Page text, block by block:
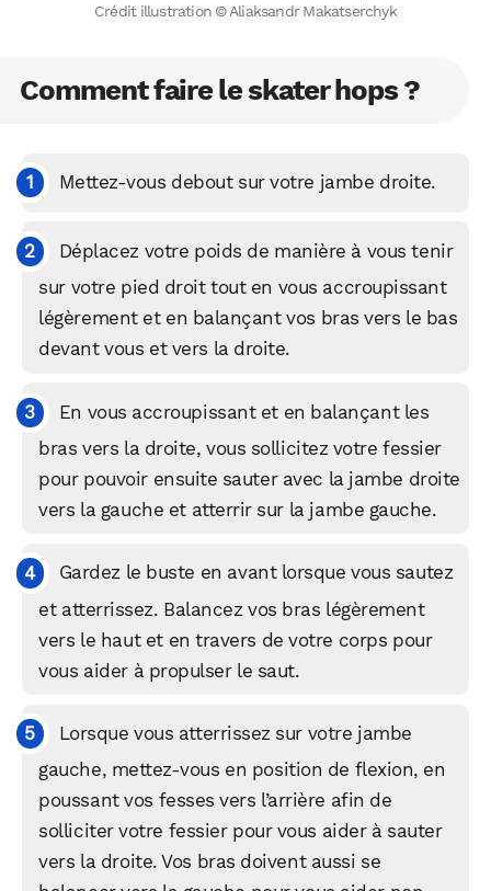
Crédit illustration © Aliaksandr Makatserchyk
Comment faire le skater hops ?
Mettez-vous debout sur votre jambe droite.
Déplacez votre poids de manière à vous tenir
sur votre pied droit tout en vous accroupissant
légèrement et en balançant vos bras vers le bas
devant vous et vers la droite.
En vous accroupissant et en balançant les
bras vers la droite, vous sollicitez votre fessier
pour pouvoir ensuite sauter avec la jambe droite
vers la gauche et atterrir sur la jambe gauche.
Gardez le buste en avant lorsque vous sautez
et atterrissez. Balancez vos bras légèrement
vers le haut et en travers de votre corps pour
vous aider à propulser le saut.
Lorsque vous atterrissez sur votre jambe
gauche, mettez-vous en position de flexion, en
poussant vos fesses vers l’arrière afin de
solliciter votre fessier pour vous aider à sauter
vers la droite. Vos bras doivent aussi se